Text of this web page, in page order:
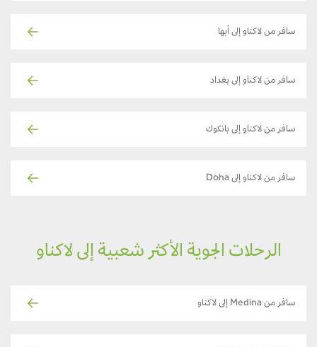
سافر من لاكناو إلى أبها
سافر من لاكناو إلى بغداد
سافر من لاكناو إلى بانكوك
سافر من لاكناو إلى Doha
الرحلات الجوية الأكثر شعبية إلى لاكناو
سافر من Medina إلى لاكناو